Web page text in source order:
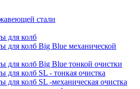
стали
для колб
для колб Big Blue механической
для колб Big Blue тонкой очистки
колб SL - тонкая очистка
колб SL -механическая очистка